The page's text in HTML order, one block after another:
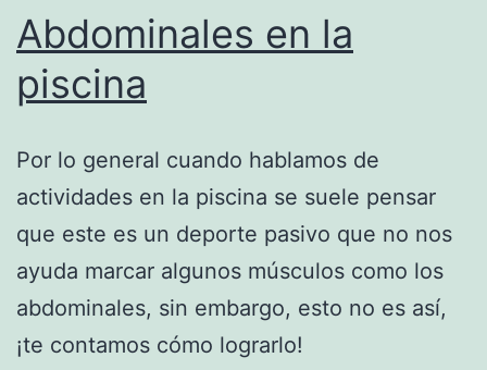
Abdominales en la
piscina
Por lo general cuando hablamos de
actividades en la piscina se suele pensar
que este es un deporte pasivo que no nos
ayuda marcar algunos músculos como los
abdominales, sin embargo, esto no es así,
¡te contamos cómo lograrlo!